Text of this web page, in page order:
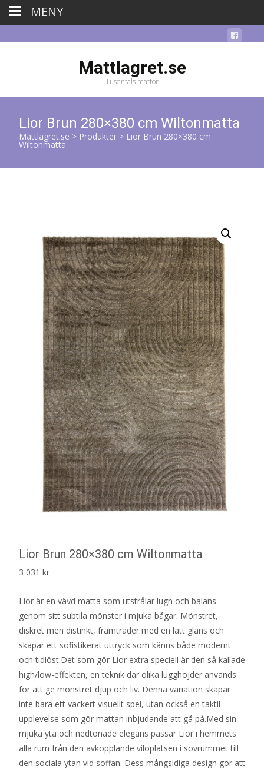
Mattlagret.se
Tusentals mattor
Lior Brun 280×380 cm Wiltonmatta
Mattlagret.se > Produkter > Lior Brun 280×380 cm
Wiltonmatta
Lior Brun 280×380 cm Wiltonmatta
3 031 kr
Lior är en vävd matta som utstrålar lugn och balans
genom sitt subtila mönster i mjuka bågar. Mönstret,
diskret men distinkt, framträder med en lätt glans och
skapar ett sofistikerat uttryck som känns både modernt
och tidlöst.Det som gör Lior extra speciell är den så kallade
high/low-effekten, en teknik där olika lugghöjder används
för att ge mönstret djup och liv. Denna variation skapar
inte bara ett vackert visuellt spel, utan också en taktil
upplevelse som gör mattan inbjudande att gå på.Med sin
mjuka yta och nedtonade elegans passar Lior i hemmets
alla rum från den avkopplande viloplatsen i sovrummet till
den sociala ytan vid soffan. Dess mångsidiga design gör att
MENY